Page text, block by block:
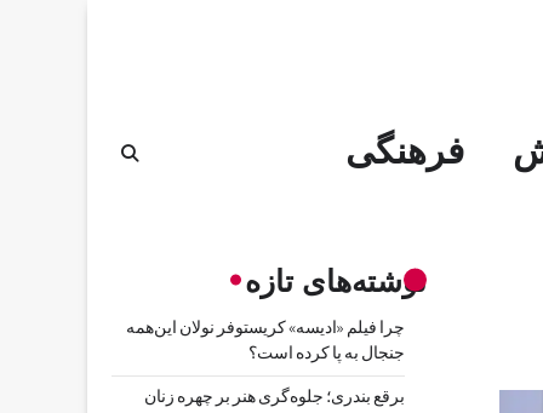
فرهنگی
نوشته‌های تازه
چرا فیلم «ادیسه» کریستوفر نولان این‌همه
جنجال به پا کرده است؟
برقع بندری؛ جلوه‌گری هنر بر چهره زنان